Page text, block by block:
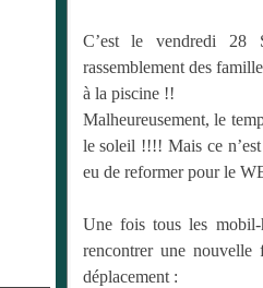
C’est le vendredi 28
rassemblement des
à la piscine !!
Malheureusement, le
le soleil !!!! Mais ce
eu de reformer pour le
Une fois tous les mobil-
rencontrer une
déplacement :